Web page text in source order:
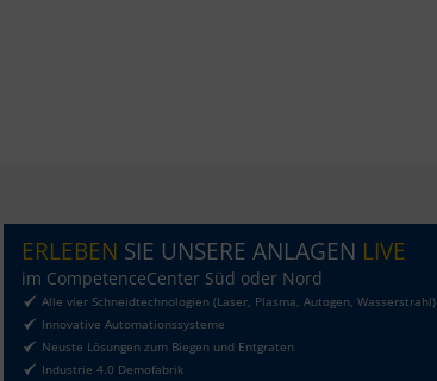
ERLEBEN SIE UNSERE ANLAGEN LIVE
im CompetenceCenter Süd oder Nord
Alle vier Schneidtechnologien (Laser, Plasma, Autogen, Wasserstrahl)
Innovative Automationssysteme
Neuste Lösungen zum Biegen und Entgraten
Industrie 4.0 Demofabrik